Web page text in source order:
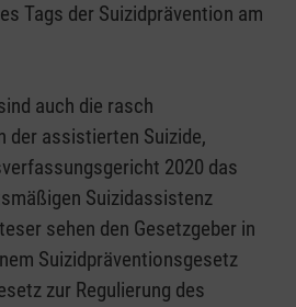
Tags der Suizidprävention am
auch die rasch
der assistierten Suizide,
2020 das
Suizidassistenz
sehen den Gesetzgeber in
Suizidpräventionsgesetz
zur Regulierung des